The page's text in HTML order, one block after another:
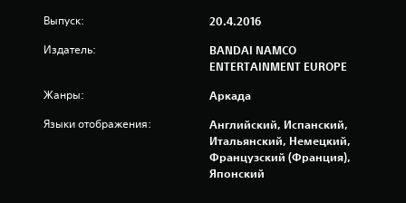
и
7
6
Выпуск: 20.4.2016
Издатель:
BANDAI NAMCO
ENTERTAINMENT EUROPE
Жанры: Аркада
Языки отображения:
Английский, Испанский,
Итальянский, Немецкий,
Французский (Франция),
Японский